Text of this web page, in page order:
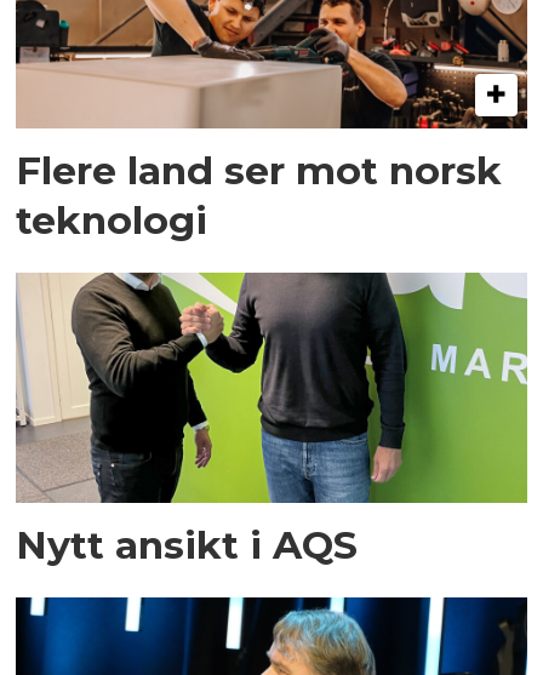
Flere land ser mot norsk
teknologi
Nytt ansikt i AQS